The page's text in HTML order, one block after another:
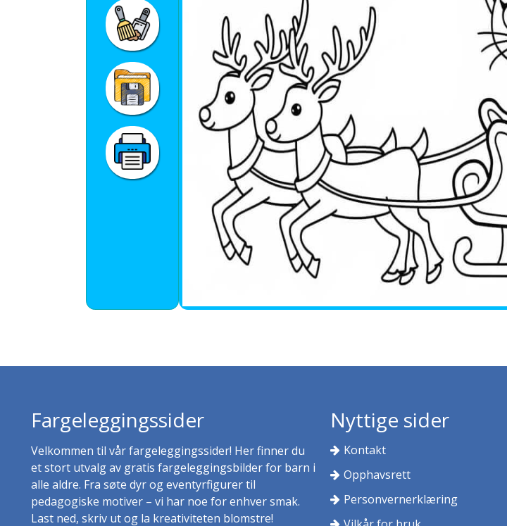
Fargeleggingssider
Velkommen til vår fargeleggingssider! Her finner du
et stort utvalg av gratis fargeleggingsbilder for barn i
alle aldre. Fra søte dyr og eventyrfigurer til
pedagogiske motiver – vi har noe for enhver smak.
Last ned, skriv ut og la kreativiteten blomstre!
Nyttige sider
Kontakt
Opphavsrett
Personvernerklæring